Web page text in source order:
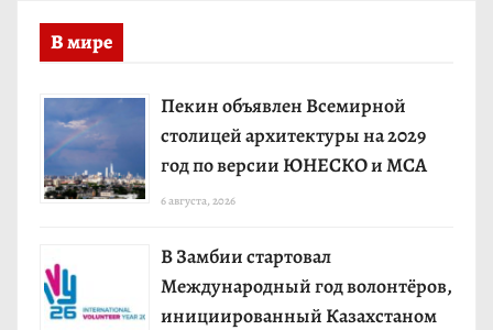
В мире
Пекин объявлен Всемирной
столицей архитектуры на 2029
год по версии ЮНЕСКО и МСА
6 августа, 2026
В Замбии стартовал
Международный год волонтёров,
инициированный Казахстаном